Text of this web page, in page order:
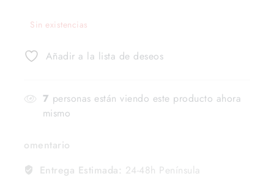
Sin existencias
Añadir a la lista de deseos
7 personas están viendo este producto ahora
mismo
omentario
Entrega Estimada: 24-48h Península